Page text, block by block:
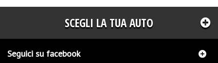
SCEGLI LA TUA AUTO
Seguici su facebook